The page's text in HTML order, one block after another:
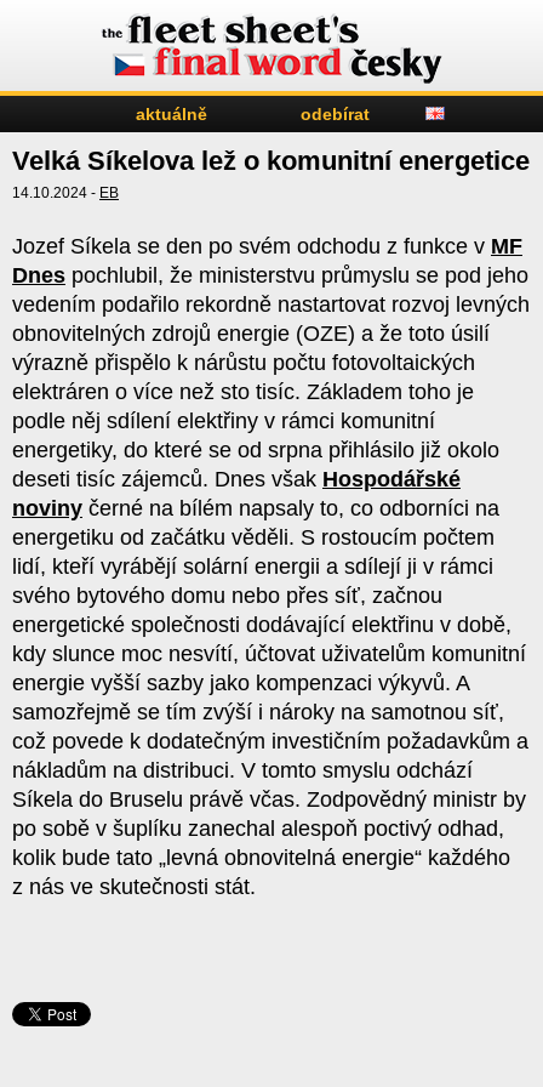
aktuálně odebírat
Velká Síkelova lež o komunitní energetice
14.10.2024 - EB
Jozef Síkela se den po svém odchodu z funkce v MF
Dnes pochlubil, že ministerstvu průmyslu se pod jeho
vedením podařilo rekordně nastartovat rozvoj levných
obnovitelných zdrojů energie (OZE) a že toto úsilí
výrazně přispělo k nárůstu počtu fotovoltaických
elektráren o více než sto tisíc. Základem toho je
podle něj sdílení elektřiny v rámci komunitní
energetiky, do které se od srpna přihlásilo již okolo
deseti tisíc zájemců. Dnes však Hospodářské
noviny černé na bílém napsaly to, co odborníci na
energetiku od začátku věděli. S rostoucím počtem
lidí, kteří vyrábějí solární energii a sdílejí ji v rámci
svého bytového domu nebo přes síť, začnou
energetické společnosti dodávající elektřinu v době,
kdy slunce moc nesvítí, účtovat uživatelům komunitní
energie vyšší sazby jako kompenzaci výkyvů. A
samozřejmě se tím zvýší i nároky na samotnou síť,
což povede k dodatečným investičním požadavkům a
nákladům na distribuci. V tomto smyslu odchází
Síkela do Bruselu právě včas. Zodpovědný ministr by
po sobě v šuplíku zanechal alespoň poctivý odhad,
kolik bude tato „levná obnovitelná energie“ každého
z nás ve skutečnosti stát.